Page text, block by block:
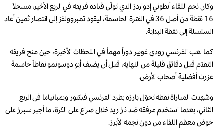
وكان نجم اللقاء أنطوني إدواردز الذي تولّى قيادة فريقه في الربع الأخير، مسجلاً
16 نقطة من أصل 36 في الفترة الحاسمة، ليقود تمبروولفز إلى انتصار ثمين أعاد
السلسلة إلى نقطة البداية.
كما لعب الفرنسي رودي غوبير دوراً مهماً في اللحظات الأخيرة، حين منح فريقه
التقدّم قبل دقائق قليلة من النهاية، قبل أن يضيف أيو دوسونمو نقاطاً حاسمة
عززت أفضلية أصحاب الأرض.
وشهدت المباراة نقطة تحوّل بارزة بطرد الفرنسي فيكتور ويمبانياما في الربع
الثاني، بعدما استخدم مرفقه ضد ناز ريد خلال صراع على الكرة، ما أجبر سبرز على
خوض معظم اللقاء من دون نجمه الأبرز.